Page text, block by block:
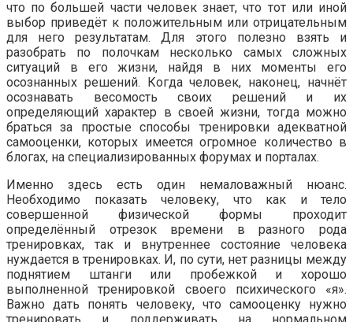
что по большей части человек знает, что тот или иной
выбор приведёт к положительным или отрицательным
для него результатам. Для этого полезно взять и
разобрать по полочкам несколько самых сложных
ситуаций в его жизни, найдя в них моменты его
осознанных решений. Когда человек, наконец, начнёт
осознавать весомость своих решений и их
определяющий характер в своей жизни, тогда можно
браться за простые способы тренировки адекватной
самооценки, которых имеется огромное количество в
блогах, на специализированных форумах и порталах.
Именно здесь есть один немаловажный нюанс.
Необходимо показать человеку, что как и тело
совершенной физической формы проходит
определённый отрезок времени в разного рода
тренировках, так и внутреннее состояние человека
нуждается в тренировках. И, по сути, нет разницы между
поднятием штанги или пробежкой и хорошо
выполненной тренировкой своего психического «я».
Важно дать понять человеку, что самооценку нужно
тренировать и поддерживать на нормальном